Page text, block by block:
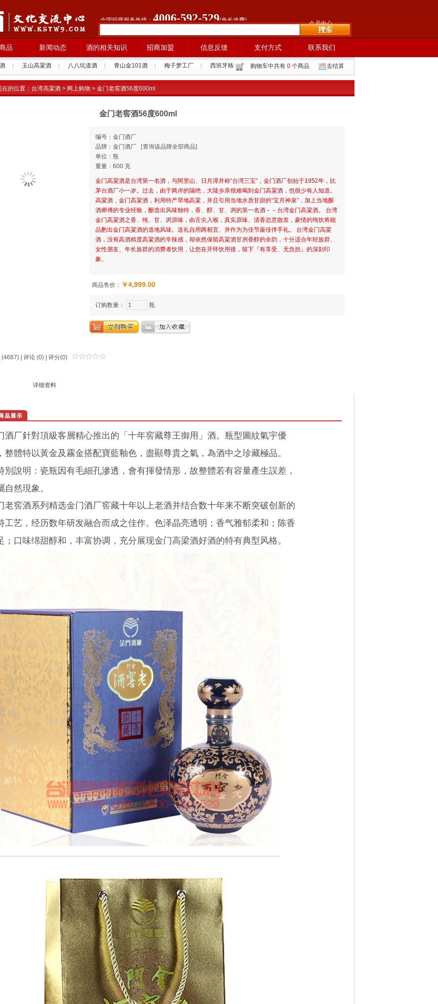
品 新闻动态 酒的相关知识 招商加盟 信息反馈 支付方式 联系我们
玉山高粱酒 八八坑道酒 青山金101酒 梅子梦工厂
西班牙格
拉纳葡萄酒
|
购物车中共有 0 个商品 去结算
会员中心
全国招商服务热线： 4006-592-529(免长途费)
在的位置： 台湾高粱酒 > 网上购物 > 金门老窖酒56度600ml
金门老窖酒56度600ml
编号：金门酒厂
品牌：金门酒厂
[查询该品牌全部商品]
单位：瓶
重量：600 克
金门高粱酒是台湾第一名酒，与阿里山、日月潭并称“台湾三宝”，金门酒厂创始于1952年，比
茅台酒厂小一岁。过去，由于两岸的隔绝，大陆乡亲很难喝到金门高粱酒，也很少有人知道。
高粱酒，金门高粱酒，利用特产旱地高粱，并且引用当地水质甘甜的“宝月神泉”，加上当地酿
酒师傅的专业经验，酿造出风味独特，香、醇、甘、冽的第一名酒－－台湾金门高粱酒。 台湾
金门高粱酒之香、纯、甘、冽原味，由舌尖入喉，真实原味、清香恣意散发，豪情的纯饮将能
品酌出金门高粱酒的道地风味。送礼自用两相宜、并作为为佳节最佳伴手礼。 台湾金门高粱
酒，没有高酒精度高粱酒的辛辣感，却依然保留高粱酒甘冽香醇的余韵，十分适合年轻族群、
女性朋友、年长族群的消费者饮用，让您在开怀饮用後，留下『有享受、无负担』的深刻印
象。
商品售价： ￥4,999.00
订购数量： 瓶
| 评论 (0) | 评分(0)
详细资料
酒厂針對頂級客層精心推出的「十年窖藏尊王御用」酒。瓶型圖紋氣宇優
整體特以黃金及霧金搭配寶藍釉色，盡顯尊貴之氣，為酒中之珍藏極品。
別說明：瓷瓶因有毛細孔滲透，會有揮發情形，故整體若有容量產生誤差，
自然現象。
老窖酒系列精选金门酒厂窖藏十年以上老酒并结合数十年来不断突破创新的
工艺，经历数年研发融合而成之佳作。色泽晶亮透明；香气雅郁柔和；陈香
；口味绵甜醇和，丰富协调，充分展现金门高梁酒好酒的特有典型风格。